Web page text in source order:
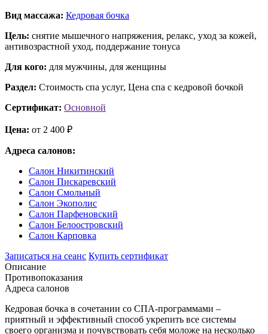
Вид массажа: Кедровая бочка
Цель: снятие мышечного напряжения, релакс, уход за кожей,
антивозрастной уход, поддержание тонуса
Для кого: для мужчины, для женщины
Раздел: Стоимость спа услуг, Цена спа с кедровой бочкой
Сертификат: Основной
Цена: от 2 400 ₽
Адреса салонов:
Салон Никитинский
Салон Пискаревский
Салон Смольный
Салон Экополис
Салон Парфеновский
Салон Белоостровский
Салон Карповка
Записаться на сеанс Купить сертификат
Описание
Противопоказания
Адреса салонов
Кедровая бочка в сочетании со СПА-программами –
приятный и эффективный способ укрепить все системы
своего организма и почувствовать себя моложе на несколько